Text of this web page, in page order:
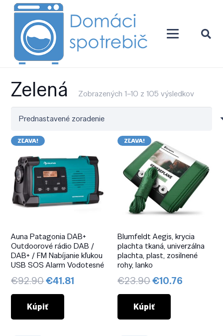
Zelená Zobrazených 1–10 z 105 výsledkov
ZĽAVA!
Auna Patagonia DAB+
Outdoorové rádio DAB /
DAB+ / FM Nabíjanie kľukou
USB SOS Alarm Vodotesné
€92.90Pôvodná
cena
bola:
€92.90.
€41.81
Kúpiť
ZĽAVA!
Blumfeldt Aegis, krycia
plachta tkaná, univerzálna
plachta, plast, zosilnené
rohy, lanko
€23.90Pôvodná
cena
bola:
€23.90.
€10.76
Kúpiť